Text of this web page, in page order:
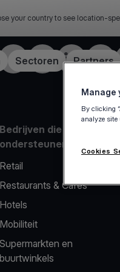
your country to see location-
Sectoren Partners
Facebook
X LinkedIn
Bedrijven die we
ondersteunen
Retail
Restaurants & Cafés
Hotels
Mobiliteit
Supermarkten en
buurtwinkels
Manage
By clicking
analyze
Cookies